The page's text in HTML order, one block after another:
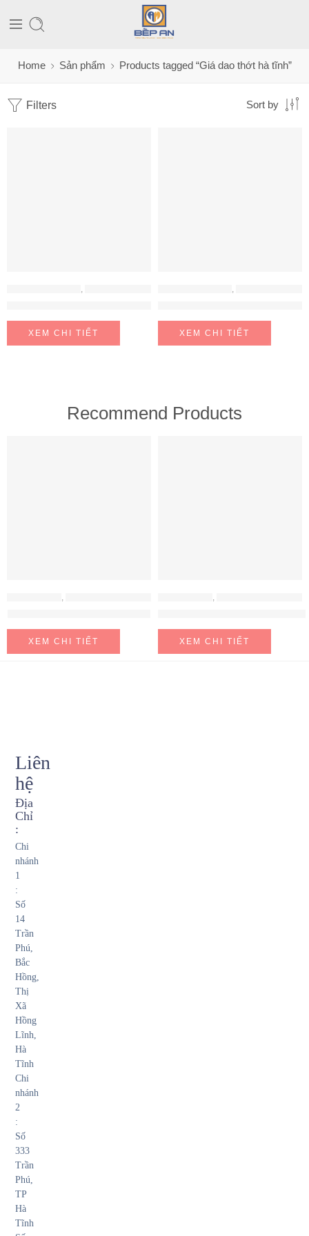
Home Sản phẩm Products tagged “Giá dao thớt hà tĩnh”
Filters Sort by
XEM CHI TIẾT XEM CHI TIẾT
Recommend Products
XEM CHI TIẾT XEM CHI TIẾT
Liên
hệ
Địa
Chỉ
:
Chi
nhánh
1
:
Số
14
Trần
Phú,
Bắc
Hồng,
Thị
Xã
Hồng
Lĩnh,
Hà
Tĩnh
Chi
nhánh
2
:
Số
333
Trần
Phú,
TP
Hà
Tĩnh